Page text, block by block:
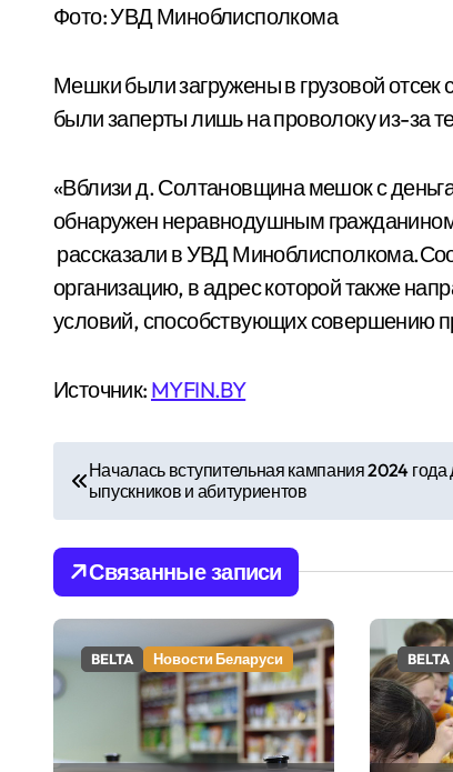
Фото: УВД Миноблисполкома
Мешки были загружены в грузовой
были заперты лишь на проволоку из-за
«Вблизи д. Солтановщина мешок с
обнаружен неравнодушным
рассказали в УВД
организацию, в адрес которой также
условий, способствующих совершению
Источник: MYFIN.BY
а
в
и
г
а
Началась вступительная кампания 2024 года
ыпускников и абитуриентов
Связанные записи
BELTA Новости Беларуси BELTA